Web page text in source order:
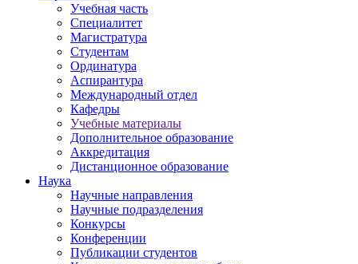
Учебная часть
Специалитет
Магистратура
Студентам
Ординатура
Аспирантура
Международный отдел
Кафедры
Учебные материалы
Дополнительное образование
Аккредитация
Дистанционное образование
Наука
Научные направления
Научные подразделения
Конкурсы
Конференции
Публикации студентов